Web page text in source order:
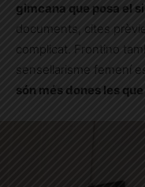
gimcana que posa el
documents, cites
complicat. Frontino
sensellarisme femení
són més dones les